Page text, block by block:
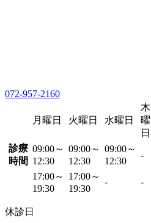
072-957-2160
月曜日 火曜日 水曜日
木
曜
日
診療
時間
09:00～
12:30
09:00～
12:30
09:00～
12:30
-
17:00～
19:30
17:00～
19:30
- -
休診日